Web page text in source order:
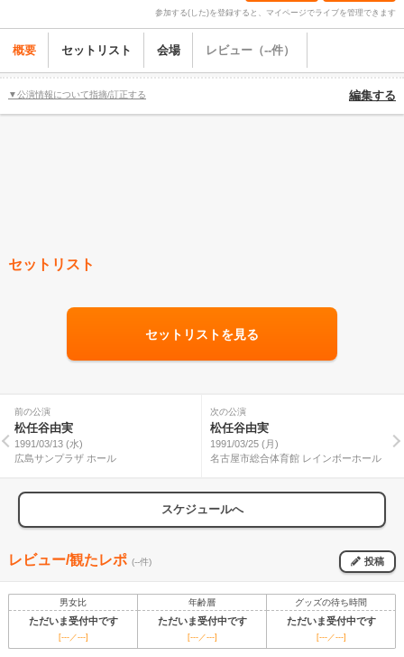
参加する(した)を登録すると、マイページでライブを管理できます
概要 セットリスト 会場 レビュー（--件）
▼公演情報について指摘/訂正する 編集する
セットリスト
セットリストを見る
前の公演
松任谷由実
1991/03/13 (水)
広島サンプラザ ホール
次の公演
松任谷由実
1991/03/25 (月)
名古屋市総合体育館 レインボーホール
スケジュールへ
レビュー/観たレポ (--件) 投稿
男女比 年齢層 グッズの待ち時間
ただいま受付中です ただいま受付中です ただいま受付中です
[---／---] [---／---] [---／---]